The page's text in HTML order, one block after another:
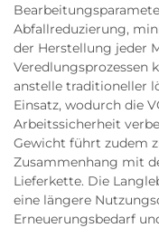
Abfallreduzierung,
der Herstellung jeder
Veredlungsprozessen
anstelle traditioneller
Einsatz, wodurch die
Arbeitssicherheit
Gewicht führt zudem
Zusammenhang mit
Lieferkette. Die
eine längere
Erneuerungsbedarf